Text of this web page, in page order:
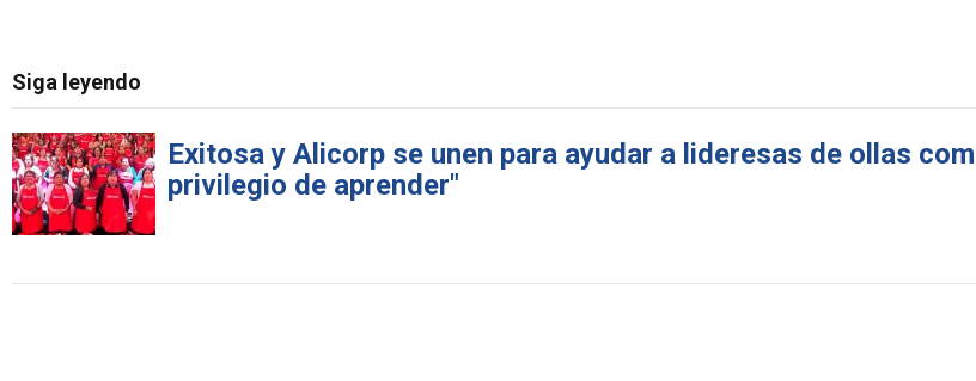
Siga leyendo
Exitosa y Alicorp se unen para ayudar a lideresas de ollas
privilegio de aprender"